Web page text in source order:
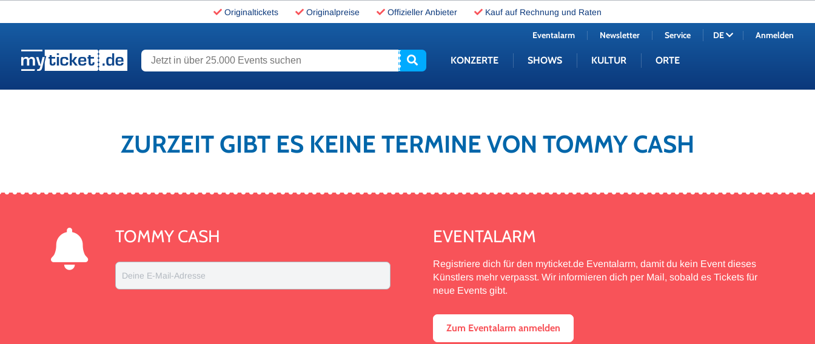
Originaltickets Originalpreise Offizieller Anbieter Kauf auf Rechnung und Raten
Jetzt in über 25.000 Events suchen KONZERTE SHOWS KULTUR ORTE
Eventalarm Newsletter Service DE Anmelden
ZURZEIT GIBT ES KEINE TERMINE VON TOMMY CASH
TOMMY CASH
Deine E-Mail-Adresse
EVENTALARM
Registriere dich für den myticket.de Eventalarm, damit du kein Event dieses
Künstlers mehr verpasst. Wir informieren dich per Mail, sobald es Tickets für
neue Events gibt.
Zum Eventalarm anmelden